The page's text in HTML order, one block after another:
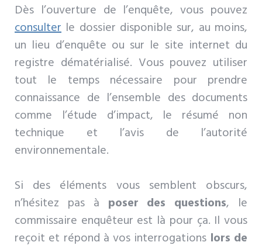
Dès l’ouverture de l’enquête, vous pouvez
consulter le dossier disponible sur, au moins,
un lieu d’enquête ou sur le site internet du
registre dématérialisé. Vous pouvez utiliser
tout le temps nécessaire pour prendre
connaissance de l’ensemble des documents
comme l’étude d’impact, le résumé non
technique et l’avis de l’autorité
environnementale.
Si des éléments vous semblent obscurs,
n’hésitez pas à poser des questions, le
commissaire enquêteur est là pour ça. Il vous
reçoit et répond à vos interrogations lors de